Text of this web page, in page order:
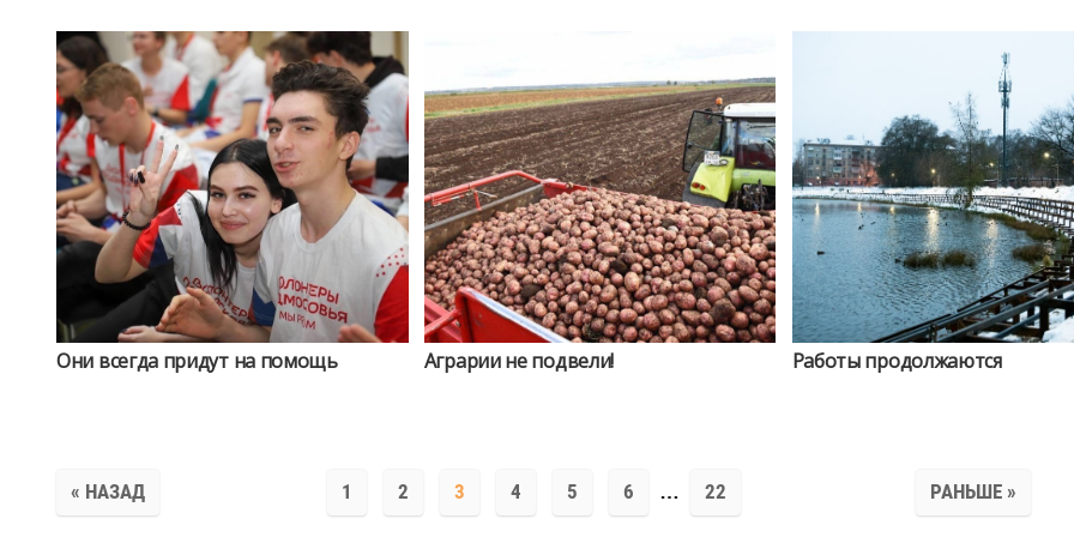
Они всегда придут на помощь Аграрии не подвели! Работы продолжаются
« НАЗАД 1 2 3 4 5 6 … 22 РАНЬШЕ »